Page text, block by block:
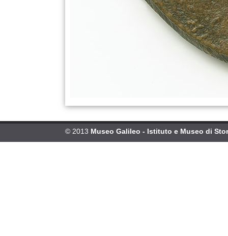
© 2013 Museo Galileo - Istituto e Museo di